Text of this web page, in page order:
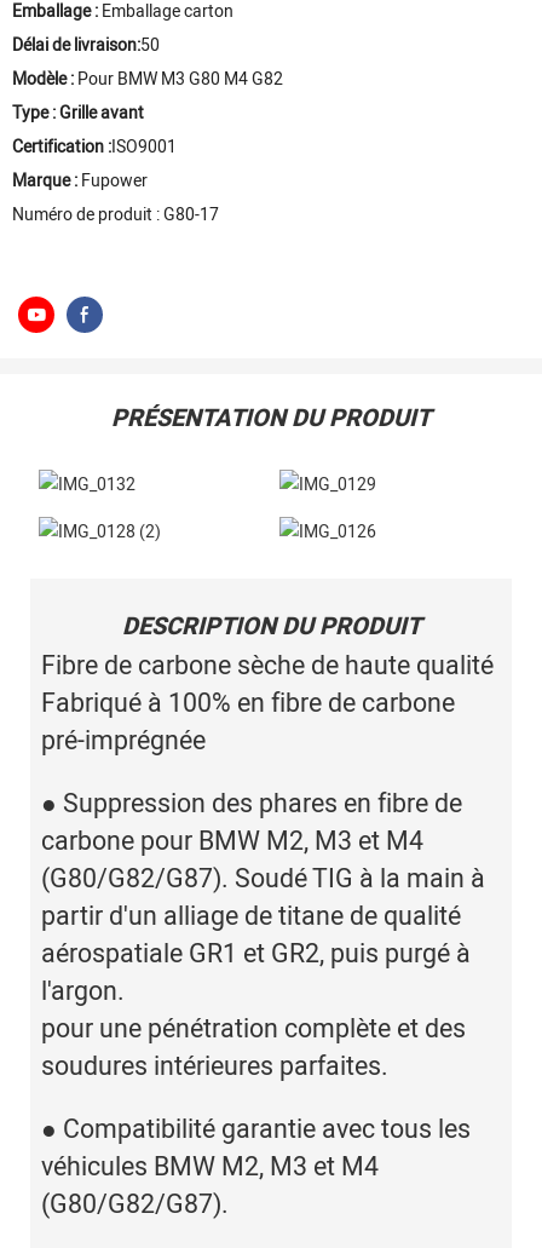
Emballage :Emballage carton
Délai de livraison:50
Modèle :Pour BMW M3 G80 M4 G82
Type : Grille avant
Certification :ISO9001
Marque :Fupower
Numéro de produit : G80-17
PRÉSENTATION DU PRODUIT
DESCRIPTION DU PRODUIT
Fibre de carbone sèche de haute qualité
Fabriqué à 100% en fibre de carbone
pré-imprégnée
● Suppression des phares en fibre de
carbone pour BMW M2, M3 et M4
(G80/G82/G87). Soudé TIG à la main à
partir d'un alliage de titane de qualité
aérospatiale GR1 et GR2, puis purgé à
l'argon.
pour une pénétration complète etdes
soudures intérieures parfaites.
● Compatibilité garantie avec tous les
véhicules BMW M2, M3 et M4
(G80/G82/G87).